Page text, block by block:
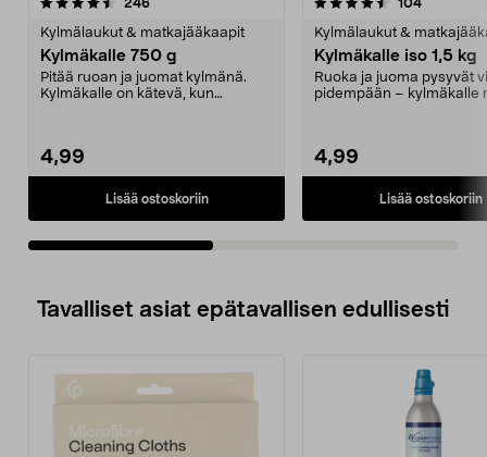
246
Kylmälaukut & matkajääkaapit
Kylmäkalle 750 g
Pitää ruoan ja juomat kylmänä.
Kylmäkalle on kätevä, kun
4,99
Lisää ostoskoriin
104
Kylmälaukut &
Kylmäkalle iso 1,5 kg
Ruoka ja juoma pysyvät
pidempään – kylmäkalle
4,99
Lisää ostoskoriin
Tavalliset asiat epätavallisen edullisesti